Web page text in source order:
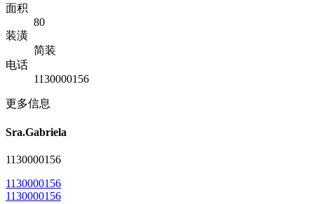
面积
80
装潢
简装
电话
1130000156
更多信息
Sra.Gabriela
1130000156
1130000156
1130000156